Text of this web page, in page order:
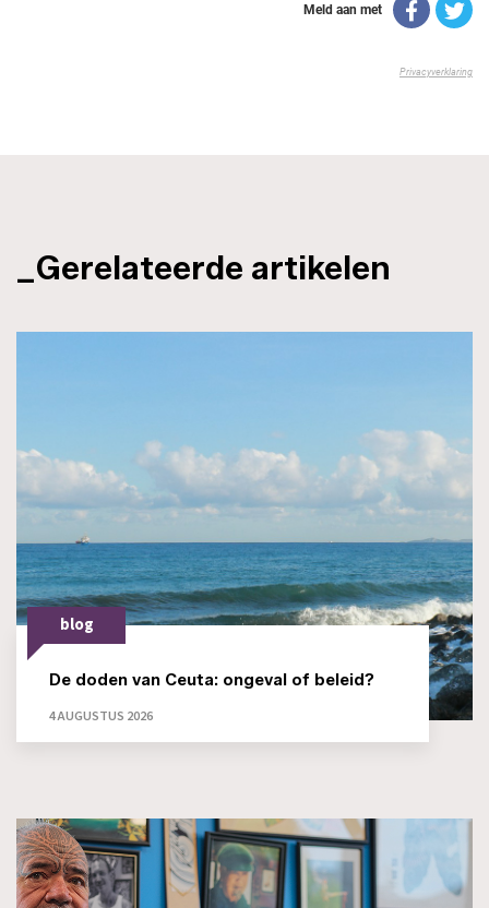
_Gerelateerde artikelen
blog
De doden van Ceuta: ongeval of beleid?
4 AUGUSTUS 2026